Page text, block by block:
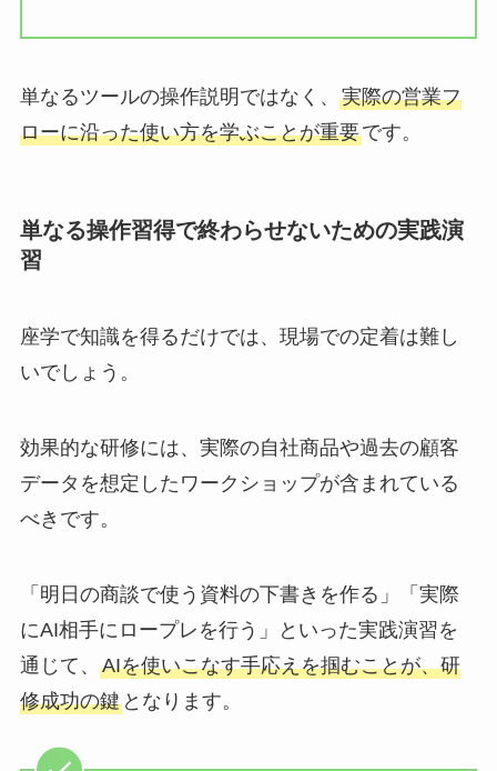
単なるツールの操作説明ではなく、 実際の営業フ
ローに沿った使い方を学ぶことが重要です。
単なる操作習得で終わらせないための実践演
習
座学で知識を得るだけでは、現場での定着は難し
いでしょう。
効果的な研修には、実際の自社商品や過去の顧客
データを想定したワークショップが含まれている
べきです。
「明日の商談で使う資料の下書きを作る」「実際
にAI相手にロープレを行う」といった実践演習を
通じて、 AIを使いこなす手応えを掴むことが、研
修成功の鍵となります。